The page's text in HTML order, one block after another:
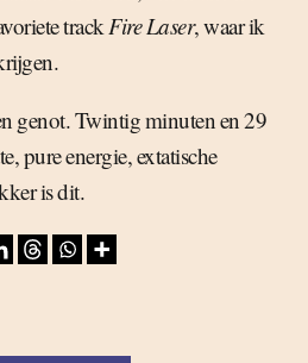
trackFire Laser, waar ik
genot. Twintig minuten en 29
pure energie, extatische
is dit.